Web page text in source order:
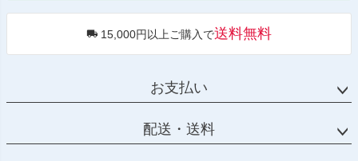
15,000円以上ご購入で送料無料
お支払い
配送・送料